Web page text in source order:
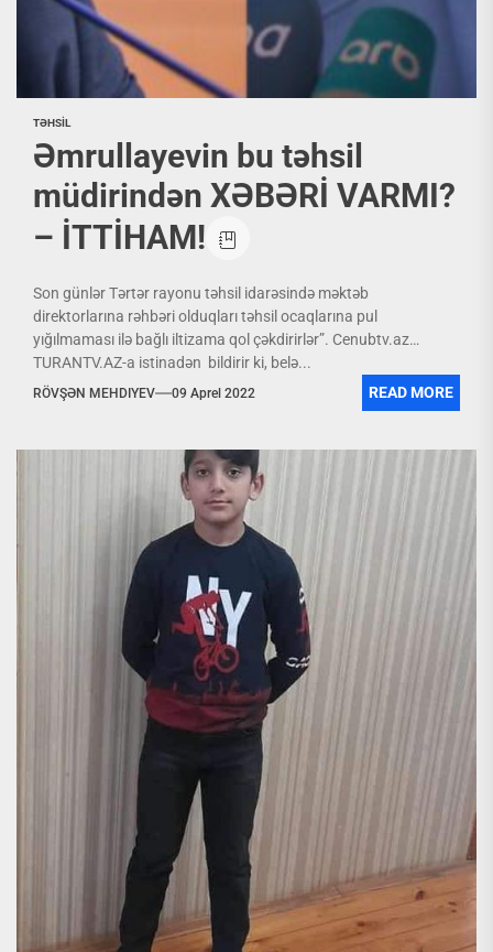
TƏHSİL
Əmrullayevin bu təhsil
müdirindən XƏBƏRİ VARMI?
– İTTİHAM!
Son günlər Tərtər rayonu təhsil idarəsində məktəb
direktorlarına rəhbəri olduqları təhsil ocaqlarına pul
yığılmaması ilə bağlı iltizama qol çəkdirirlər”. Cenubtv.az
TURANTV.AZ-a istinadən bildirir ki, belə...
RÖVŞƏN MEHDIYEV 09 Aprel 2022 READ MORE